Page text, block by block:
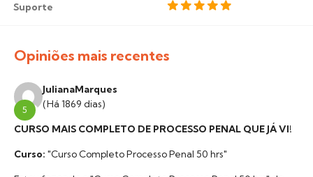
Suporte
Opiniões mais recentes
5
JulianaMarques
(Há 1869 dias)
CURSO MAIS COMPLETO DE PROCESSO PENAL QUE JÁ VI!
Curso: "Curso Completo Processo Penal 50 hrs"